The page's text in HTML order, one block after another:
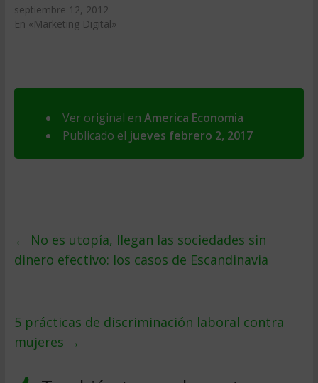
septiembre 12, 2012
En «Marketing Digital»
Ver original en America Economia
Publicado el jueves febrero 2, 2017
← No es utopía, llegan las sociedades sin
dinero efectivo: los casos de Escandinavia
5 prácticas de discriminación laboral contra
mujeres →